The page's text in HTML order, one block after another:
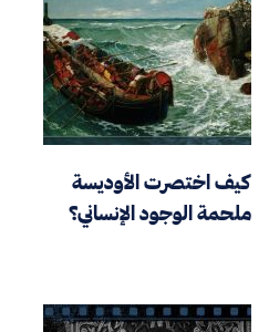
كيف اختصرت الأوديسة
ملحمة الوجود الإنساني؟